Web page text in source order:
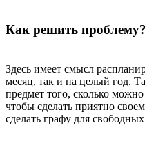
Как решить проблему?
Здесь имеет смысл
месяц, так и на целый год.
предмет того, сколько
чтобы сделать приятно
сделать графу для свободных